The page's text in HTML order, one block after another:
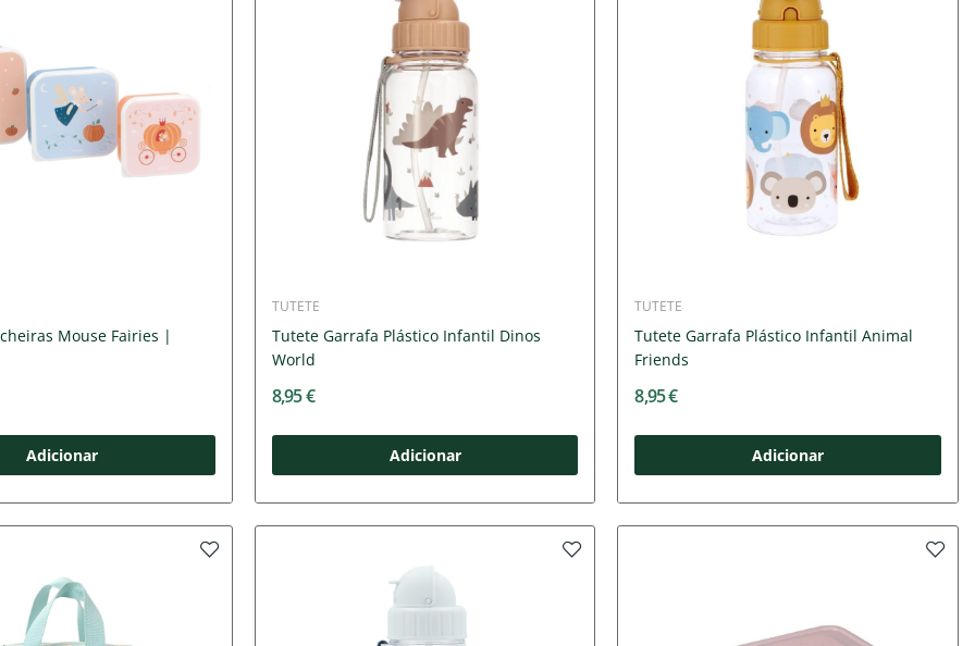
Mouse Fairies |
Adicionar
TUTETE
Tutete Garrafa Plástico Infantil Dinos
World
8,95 €
Adicionar
TUTETE
Tutete Garrafa Plástico Infantil Animal
Friends
8,95 €
Adicionar